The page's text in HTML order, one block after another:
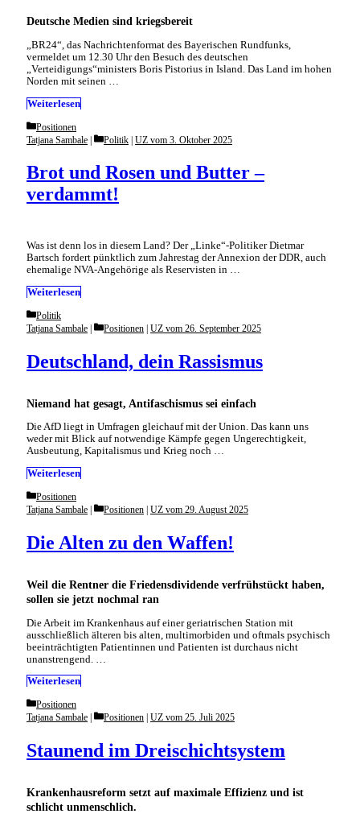
Deutsche Medien sind kriegsbereit
„BR24“, das Nachrichtenformat des Bayerischen Rundfunks,
vermeldet um 12.30 Uhr den Besuch des deutschen
„Verteidigungs“ministers Boris Pistorius in Island. Das Land im hohen
Norden mit seinen …
Weiterlesen
Categories
Positionen
Brot und Rosen und Butter –
verdammt!
Tatjana Sambale Categories
Politik | UZ vom 3. Oktober 2025
Was ist denn los in diesem Land? Der „Linke“-Politiker Dietmar
Bartsch fordert pünktlich zum Jahrestag der Annexion der DDR, auch
ehemalige NVA-Angehörige als Reservisten in …
Weiterlesen
Categories
Politik
Niemand hat gesagt, Antifaschismus sei einfach
Deutschland, dein Rassismus
Tatjana Sambale Categories
Positionen | UZ vom 26. September 2025
Die AfD liegt in Umfragen gleichauf mit der Union. Das kann uns
weder mit Blick auf notwendige Kämpfe gegen Ungerechtigkeit,
Ausbeutung, Kapitalismus und Krieg noch …
Weiterlesen
Categories
Positionen
Weil die Rentner die Friedensdividende verfrühstückt haben,
sollen sie jetzt nochmal ran
Die Alten zu den Waffen!
Tatjana Sambale Categories
Positionen UZ vom 29. August 2025
Die Arbeit im Krankenhaus auf einer geriatrischen Station mit
ausschließlich älteren bis alten, multimorbiden und oftmals psychisch
beeinträchtigten Patientinnen und Patienten ist durchaus nicht
unanstrengend. …
Weiterlesen
Categories
Positionen
Krankenhausreform setzt auf maximale Effizienz und ist
schlicht unmenschlich.
Staunend im Dreischichtsystem
Tatjana Sambale Categories
Positionen UZ vom 25. Juli 2025